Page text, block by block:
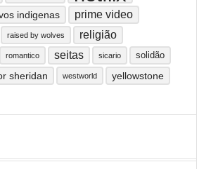
indigenas prime video
raised by wolves religião
romantico seitas sicario solidão
sheridan westworld yellowstone